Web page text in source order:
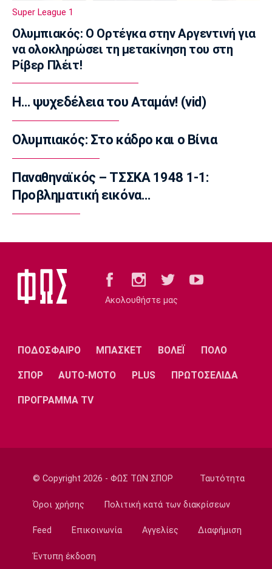
Super League 1
Ο Βολιάκο στην Κρεμόνεζε
18:20
Εθνικές Μπάσκετ
Σπανούλης: «Θα είμαι χαρούμενος με ένα
μετάλλιο»
18:05
Super League 1
ΟΦΗ: «Καπνός» 3.000 εισιτήρια για το Super
Cup!
Super League 2
AEΛ: Δικός της ο Ανδρέας Μακρής
17:35
Μπάσκετ
Παγκοσμίου 2027
Super League 2
AEΛ: Ενίσχυση με Μακρή και Παπαγεωργίου
16:35
Αρτέτα: «Οι παίκτες ήταν έξαλλοι μετά την
ήττα από τη Μπέτις»
Ποδόσφαιρο - Διεθνή
Super League 1
Ολυμπιακός: Ο Ορτέγκα στην Αργεντινή για
να ολοκληρώσει τη μετακίνηση του στη
Ρίβερ Πλέιτ!
Η… ψυχεδέλεια του Αταμάν! (vid)
Ολυμπιακός: Στο κάδρο και ο Βίνια
Παναθηναϊκός – ΤΣΣΚΑ 1948 1-1:
Προβληματική εικόνα…
Ακολουθήστε μας
ΠΟΔΟΣΦΑΙΡΟ ΜΠΑΣΚΕΤ ΒΟΛΕΪ ΠΟΛΟ
ΣΠΟΡ AUTO-MOTO PLUS ΠΡΩΤΟΣΕΛΙΔΑ
ΠΡΟΓΡΑΜΜΑ TV
© Copyright 2026 - ΦΩΣ ΤΩΝ ΣΠΟΡ Ταυτότητα
Όροι χρήσης Πολιτική κατά των διακρίσεων
Feed Επικοινωνία Αγγελίες Διαφήμιση
Έντυπη έκδοση